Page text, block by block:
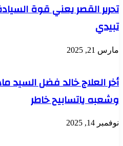
تحرير القصر يعني قوة
تبيدي
مارس 21, 2025
أخر العلاج خالد فضل السيد
وشعبه ياتسابيح خاطر
نوفمبر 14, 2025